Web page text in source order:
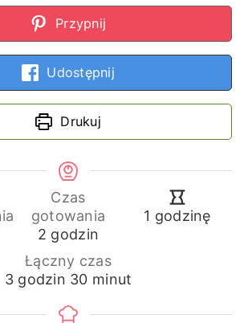
Przypnij
Udostępnij
Drukuj
Czas
gotowania
2 godziny
godzin
1 godzina
godzinę
Łączny czas
3godziny
godzin 30minuty
minut